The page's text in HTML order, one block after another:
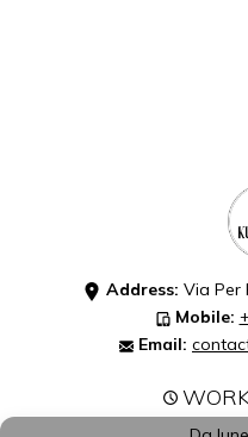
Address: Via Per
Mobile:
Email: